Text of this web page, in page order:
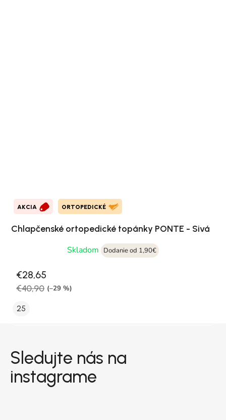
AKCIA ORTOPEDICKÉ
Chlapčenské ortopedické topánky PONTE - Sivá
Skladom
Dodanie od 1,90€
€28,65
€40,90 (–29 %)
25
Sledujte nás na
instagrame